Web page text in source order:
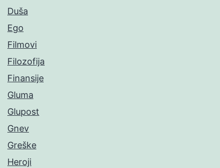
Duša
Ego
Filmovi
Filozofija
Finansije
Gluma
Glupost
Gnev
Greške
Heroji